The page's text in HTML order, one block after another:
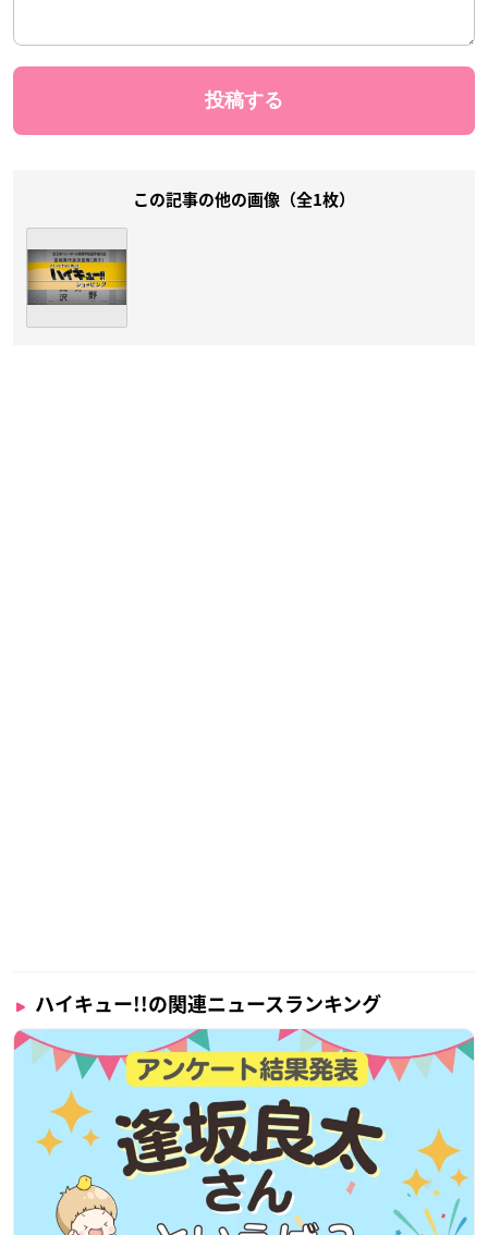
この記事の他の画像（全1枚）
ハイキュー!!の関連ニュースランキング